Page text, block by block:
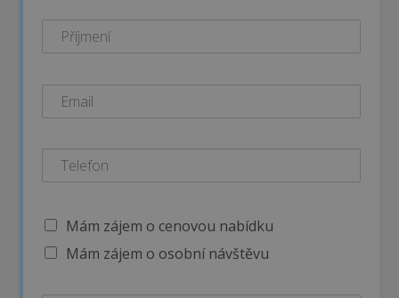
Mám zájem o cenovou nabídku
Mám zájem o osobní návštěvu